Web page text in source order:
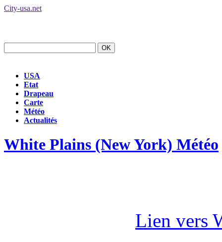
City-usa.net
USA
Etat
Drapeau
Carte
Météo
Actualités
White Plains (New York) Météo
Lien vers